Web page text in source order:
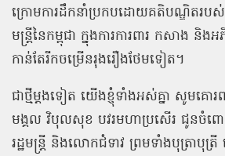
ក្រោមការដឹកនាំប្រកបដោយគតិបណ្ឌិតរបស់
មន្ត្រីនៃកម្ពុជា ក្នុងការការពារ កសាង និង
កាន់តែរីកចម្រើនរុងរឿងថែមទៀត។
ជាថ្មីម្ដងទៀត យើងខ្ញុំទាំងអស់គ្នា សូមគោ
មង្គល វិបុលសុខ បវរមហាប្រសើរ ជូនចំព
រដ្ឋមន្ត្រី និងលោកជំទាវ ព្រមទាំងបុត្រា